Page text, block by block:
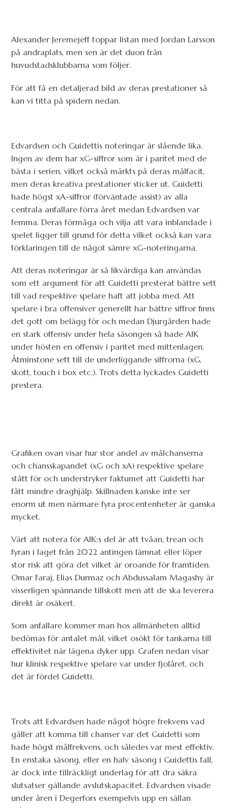
Alexander Jeremejeff toppar listan med Jordan Larsson
på andraplats, men sen är det duon från
huvudstadsklubbarna som följer.
För att få en detaljerad bild av deras prestationer så
kan vi titta på spidern nedan.
Edvardsen och Guidettis noteringar är slående lika.
Ingen av dem har xG-siffror som är i paritet med de
bästa i serien, vilket också märkts på deras målfacit,
men deras kreativa prestationer sticker ut. Guidetti
hade högst xA-siffror (förväntade assist) av alla
centrala anfallare förra året medan Edvardsen var
femma. Deras förmåga och vilja att vara inblandade i
spelet ligger till grund för detta vilket också kan vara
förklaringen till de något sämre xG-noteringarna.
Att deras noteringar är så likvärdiga kan användas
som ett argument för att Guidetti presterat bättre sett
till vad respektive spelare haft att jobba med. Att
spelare i bra offensiver generellt har bättre siffror finns
det gott om belägg för och medan Djurgården hade
en stark offensiv under hela säsongen så hade AIK
under hösten en offensiv i paritet med mittenlagen.
Åtminstone sett till de underliggande siffrorna (xG,
skott, touch i box etc.). Trots detta lyckades Guidetti
prestera.
Grafiken ovan visar hur stor andel av målchanserna
och chansskapandet (xG och xA) respektive spelare
stått för och understryker faktumet att Guidetti har
fått mindre draghjälp. Skillnaden kanske inte ser
enorm ut men närmare fyra procentenheter är ganska
mycket.
Värt att notera för AIK:s del är att tvåan, trean och
fyran i laget från 2022 antingen lämnat eller löper
stor risk att göra det vilket är oroande för framtiden.
Omar Faraj, Elias Durmaz och Abdussalam Magashy är
visserligen spännande tillskott men att de ska leverera
direkt är osäkert.
Som anfallare kommer man hos allmänheten alltid
bedömas för antalet mål, vilket osökt för tankarna till
effektivitet när lägena dyker upp. Grafen nedan visar
hur klinisk respektive spelare var under fjolåret, och
det är fördel Guidetti.
Trots att Edvardsen hade något högre frekvens vad
gäller att komma till chanser var det Guidetti som
hade högst målfrekvens, och således var mest effektiv.
En enstaka säsong, eller en halv säsong i Guidettis fall,
är dock inte tillräckligt underlag för att dra säkra
slutsatser gällande avslutskapacitet. Edvardsen visade
under åren i Degerfors exempelvis upp en sällan